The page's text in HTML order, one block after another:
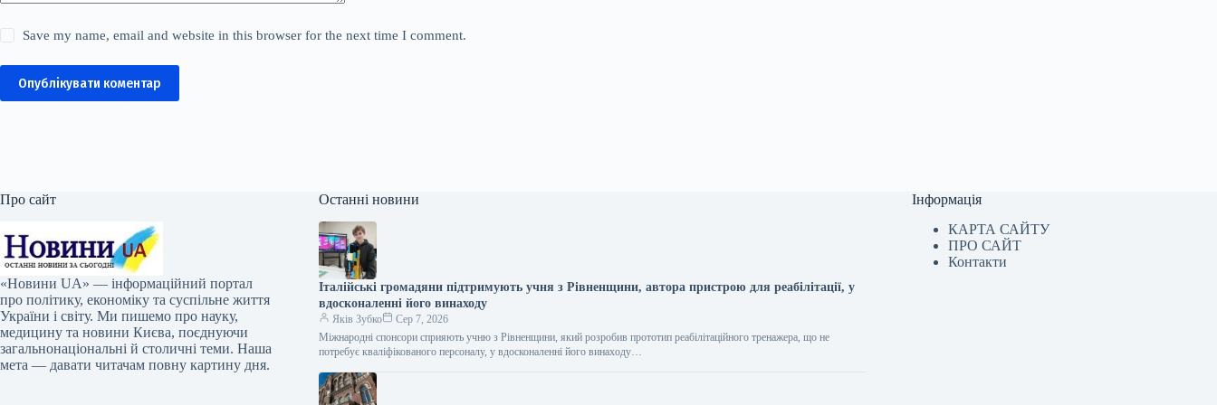
Save my name, email and website in this browser for the next time I comment.
Опублікувати коментар
Про сайт
«Новини UA» — інформаційний портал
про політику, економіку та суспільне життя
України і світу. Ми пишемо про науку,
медицину та новини Києва, поєднуючи
загальнонаціональні й столичні теми. Наша
мета — давати читачам повну картину дня.
Останні новини
Італійські громадяни підтримують учня з Рівненщини, автора пристрою для реабілітації, у
вдосконаленні його винаходу
Яків Зубко
Сер 7, 2026
Міжнародні спонсори сприяють учню з Рівненщини, який розробив прототип реабілітаційного тренажера, що не
потребує кваліфікованого персоналу, у вдосконаленні його винаходу…
Інформація
КАРТА САЙТУ
ПРО САЙТ
Контакти